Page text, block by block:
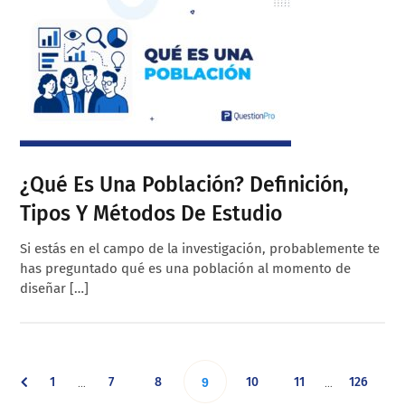
¿Qué Es Una Población? Definición,
Tipos Y Métodos De Estudio
Si estás en el campo de la investigación, probablemente te
has preguntado qué es una población al momento de
diseñar […]
Go
1
pagesGo
7 Go
8 Go
9 Go
10 Go
11
pages
Go
126